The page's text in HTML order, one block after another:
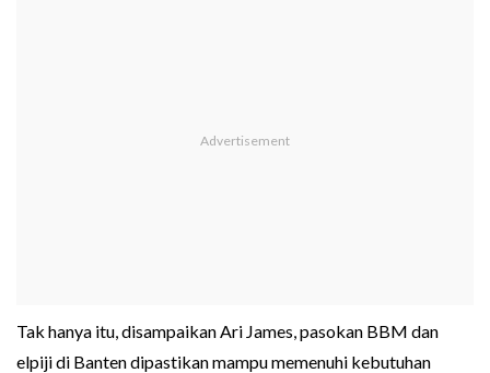
Tak hanya itu, disampaikan Ari James, pasokan BBM dan
elpiji di Banten dipastikan mampu memenuhi kebutuhan